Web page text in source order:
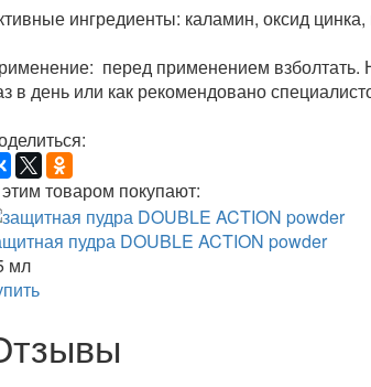
ингредиенты: каламин, оксид
перед применением взболтать.
в день или как рекомендовано
товаром покупают:
пудра DOUBLE ACTION powder
мл